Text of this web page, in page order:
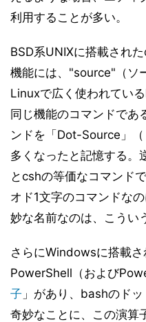
利用することが多い。
BSD系UNIXに搭載され
機能には、"source"（ソ
Linuxで広く使われてい
同じ機能のコマンドであ
ンドを「Dot-Source」
多くなったと記憶する。
とcshの等価なコマンド
オド1文字のコマンドな
妙な名前なのは、こうい
さらにWindowsに搭載
PowerShell（および
子 」があり、bashのド
奇妙なことに、この演算